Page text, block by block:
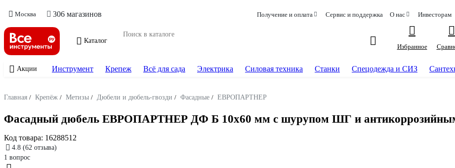
Москва 306 магазинов Получение и оплата Сервис и поддержка О нас Инвесторам
Каталог
Избранное
Акции Инструмент Крепеж Всё для сада Электрика Силовая техника Станки Спецодежда и СИЗ
Главная / Крепёж / Метизы / Дюбели и дюбель-гвозди / Фасадные / ЕВРОПАРТНЕР
Фасадный дюбель ЕВРОПАРТНЕР ДФ Б 10х60 мм с шурупом ШГ и
Код товара: 16288512
4.8 (62 отзыва)
1 вопрос